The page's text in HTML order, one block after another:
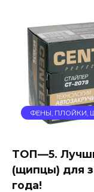
ФЕНЫ, ПЛОЙКИ,
ТОП—5.
(щипцы) для
года!